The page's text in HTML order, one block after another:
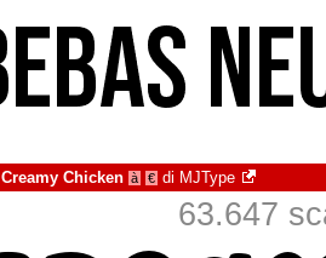
Creamy Chicken à € di MJType
63.647